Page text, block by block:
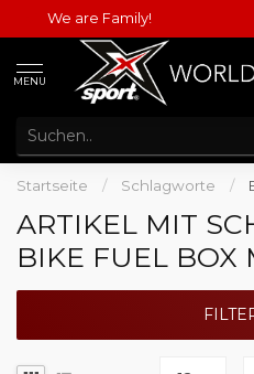
We are Family!
MENU
Startseite / Schlagworte /
ARTIKEL MIT
BIKE FUEL BOX